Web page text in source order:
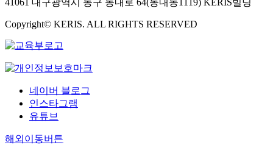
41061 대구광역시 동구 동내로 64(동내동1119) KERIS빌딩
Copyright© KERIS. ALL RIGHTS RESERVED
네이버 블로그
인스타그램
유튜브
해외이동버튼